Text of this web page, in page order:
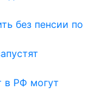
без пенсии по
в РФ могут